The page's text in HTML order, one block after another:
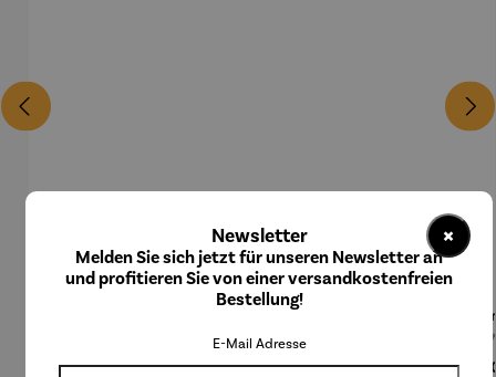
Schwarz
Regulärer Preis:
339,00 €
Tischuhr
Regulärer Preis:
119,00 €
Funk-
Wanduhr |
Bedruckte
s
Regulärer Preis:
59,00 € Regulärer Preis:
49,00 €
×
Newsletter
Melden Sie sich jetzt für unseren Newsletter an
und profitieren Sie von einer versandkostenfreien
Bestellung!
E-Mail Adresse